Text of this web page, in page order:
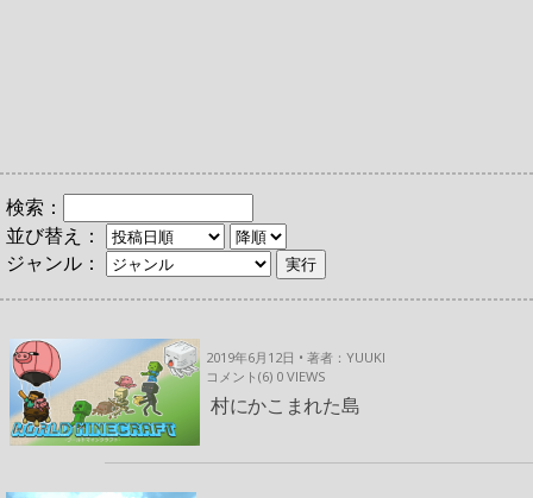
検索：
並び替え：
ジャンル：
2019年6月12日 • 著者：YUUKI
コメント(6) 0 VIEWS
村にかこまれた島